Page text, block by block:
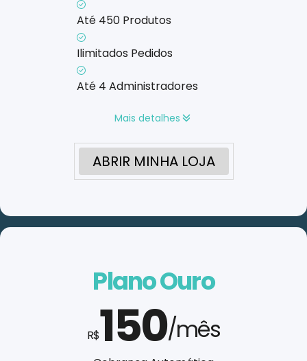
Até 450 Produtos
Ilimitados Pedidos
Até 4 Administradores
Mais detalhes
ABRIR MINHA LOJA
Plano Ouro
R$150/mês